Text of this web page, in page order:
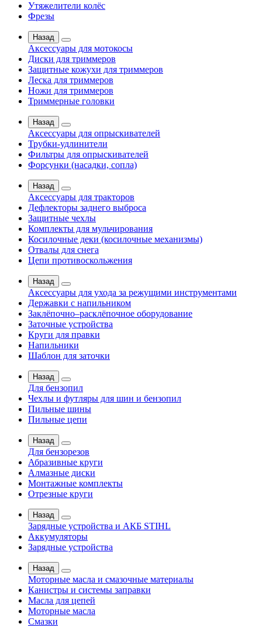
Утяжелители колёс
Фрезы
Назад
Аксессуары для мотокосы
Диски для триммеров
Защитные кожухи для триммеров
Леска для триммеров
Ножи для триммеров
Триммерные головки
Назад
Аксессуары для опрыскивателей
Трубки-удлинители
Фильтры для опрыскивателей
Форсунки (насадки, сопла)
Назад
Аксессуары для тракторов
Дефлекторы заднего выброса
Защитные чехлы
Комплекты для мульчирования
Косилочные деки (косилочные механизмы)
Отвалы для снега
Цепи противоскольжения
Назад
Аксессуары для ухода за режущими инструментами
Державки с напильником
Заклёпочно–расклёпочное оборудование
Заточные устройства
Круги для правки
Напильники
Шаблон для заточки
Назад
Для бензопил
Чехлы и футляры для шин и бензопил
Пильные шины
Пильные цепи
Назад
Для бензорезов
Абразивные круги
Алмазные диски
Монтажные комплекты
Отрезные круги
Назад
Зарядные устройства и АКБ STIHL
Аккумуляторы
Зарядные устройства
Назад
Моторные масла и смазочные материалы
Канистры и системы заправки
Масла для цепей
Моторные масла
Смазки